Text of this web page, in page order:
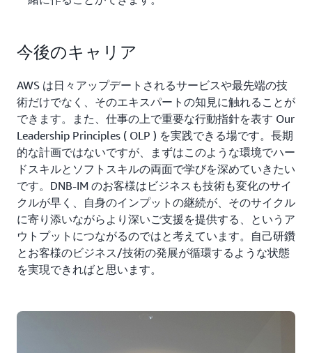
今後のキャリア
AWS は日々アップデートされるサービスや最先端の技
術だけでなく、そのエキスパートの知見に触れることが
できます。また、仕事の上で重要な行動指針を表す Our
Leadership Principles ( OLP ) を実践できる場です。長期
的な計画ではないですが、まずはこのような環境でハー
ドスキルとソフトスキルの両面で学びを深めていきたい
です。DNB-IM のお客様はビジネスも技術も変化のサイ
クルが早く、自身のインプットの継続が、そのサイクル
に寄り添いながらより深いご支援を提供する、というア
ウトプットにつながるのではと考えています。自己研鑽
とお客様のビジネス/技術の発展が循環するような状態
を実現できればと思います。